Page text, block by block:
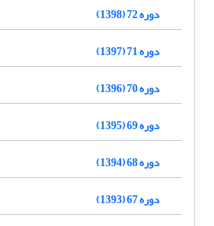
دوره 72 (1398)
دوره 71 (1397)
دوره 70 (1396)
دوره 69 (1395)
دوره 68 (1394)
دوره 67 (1393)